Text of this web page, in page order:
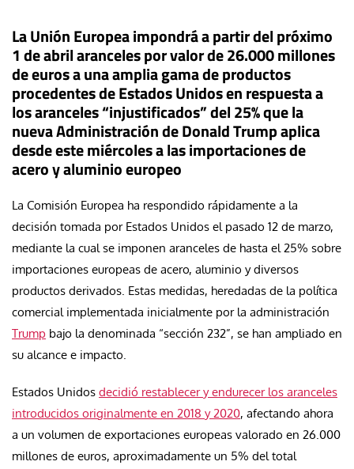
La Unión Europea impondrá a partir del próximo
1 de abril aranceles por valor de 26.000 millones
de euros a una amplia gama de productos
procedentes de Estados Unidos en respuesta a
los aranceles “injustificados” del 25% que la
nueva Administración de Donald Trump aplica
desde este miércoles a las importaciones de
acero y aluminio europeo
La Comisión Europea ha respondido rápidamente a la
decisión tomada por Estados Unidos el pasado 12 de marzo,
mediante la cual se imponen aranceles de hasta el 25% sobre
importaciones europeas de acero, aluminio y diversos
productos derivados. Estas medidas, heredadas de la política
comercial implementada inicialmente por la administración
Trump bajo la denominada “sección 232”, se han ampliado en
su alcance e impacto.
Estados Unidos decidió restablecer y endurecer los aranceles
introducidos originalmente en 2018 y 2020, afectando ahora
a un volumen de exportaciones europeas valorado en 26.000
millones de euros, aproximadamente un 5% del total